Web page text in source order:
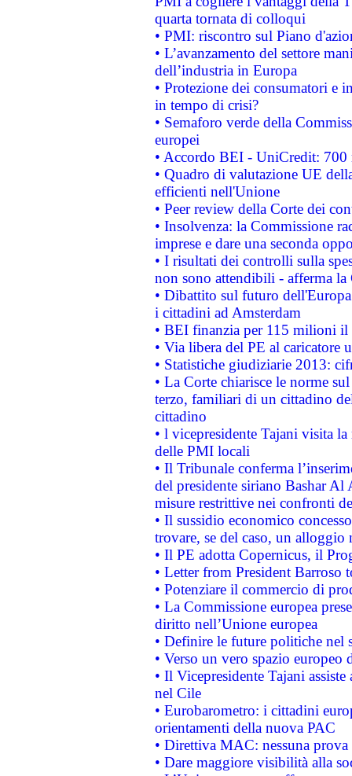
quarta tornata di colloqui
• PMI: riscontro sul Piano
• L’avanzamento del settore
dell’industria in Europa
• Protezione dei consumatori e
in tempo di crisi?
• Semaforo verde della
europei
• Accordo BEI - UniCredit:
• Quadro di valutazione UE
efficienti nell'Unione
• Peer review della Corte dei
• Insolvenza: la Commissione
imprese e dare una seconda
• I risultati dei controlli sulla
non sono attendibili - afferma la
• Dibattito sul futuro
i cittadini ad Amsterdam
• BEI finanzia per 115 milioni
• Via libera del PE al caricatore
• Statistiche giudiziarie 2013:
• La Corte chiarisce le norme
terzo, familiari di un cittadino
cittadino
• l vicepresidente Tajani visita
delle PMI locali
• Il Tribunale conferma
del presidente siriano Bashar Al
misure restrittive nei confronti
• Il sussidio economico
trovare, se del caso, un
• Il PE adotta Copernicus, il
• Letter from President Barroso
• Potenziare il commercio di
• La Commissione europea
diritto nell’Unione europea
• Definire le future politiche nel
• Verso un vero spazio
• Il Vicepresidente Tajani
nel Cile
• Eurobarometro: i cittadini
orientamenti della nuova PAC
• Direttiva MAC: nessuna
• Dare maggiore visibilità alla